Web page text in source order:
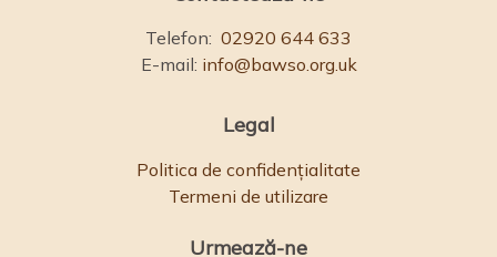
Telefon: 02920 644 633
E-mail: info@bawso.org.uk
Legal
Politica de confidențialitate
Termeni de utilizare
Urmează-ne